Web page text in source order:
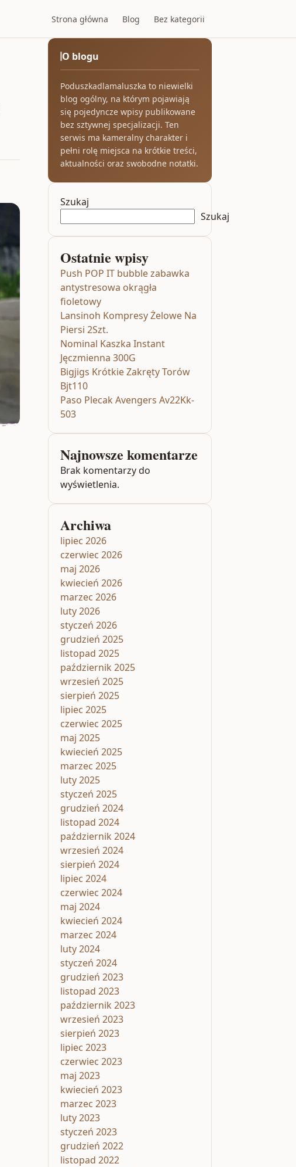
Strona główna Blog Bez kategorii
O blogu
Poduszkadlamaluszka to niewielki
blog ogólny, na którym pojawiają
się pojedyncze wpisy publikowane
bez sztywnej specjalizacji. Ten
serwis ma kameralny charakter i
pełni rolę miejsca na krótkie treści,
aktualności oraz swobodne notatki.
Szukaj
Szukaj
Ostatnie wpisy
Push POP IT bubble zabawka
antystresowa okrągła
fioletowy
Lansinoh Kompresy Żelowe Na
Piersi 2Szt.
Nominal Kaszka Instant
Jęczmienna 300G
Bigjigs Krótkie Zakręty Torów
Bjt110
Paso Plecak Avengers Av22Kk-
503
Najnowsze komentarze
Brak komentarzy do
wyświetlenia.
Archiwa
lipiec 2026
czerwiec 2026
maj 2026
kwiecień 2026
marzec 2026
luty 2026
styczeń 2026
grudzień 2025
listopad 2025
październik 2025
wrzesień 2025
sierpień 2025
lipiec 2025
czerwiec 2025
maj 2025
kwiecień 2025
marzec 2025
luty 2025
styczeń 2025
grudzień 2024
listopad 2024
październik 2024
wrzesień 2024
sierpień 2024
lipiec 2024
czerwiec 2024
maj 2024
kwiecień 2024
marzec 2024
luty 2024
styczeń 2024
grudzień 2023
listopad 2023
październik 2023
wrzesień 2023
sierpień 2023
lipiec 2023
czerwiec 2023
maj 2023
kwiecień 2023
marzec 2023
luty 2023
styczeń 2023
grudzień 2022
listopad 2022